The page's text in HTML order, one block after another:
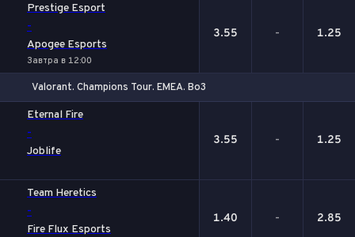
Prestige Esport
-
Apogee Esports
Завтра в 12:00
3.55 - 1.25
Valorant. Champions Tour. EMEA. Bo3
Eternal Fire
-
Joblife
3.55 - 1.25
Team Heretics
-
Fire Flux Esports
1.40 - 2.85